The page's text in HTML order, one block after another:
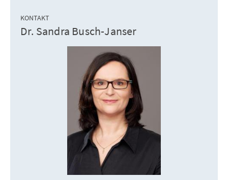
KONTAKT
Dr. Sandra Busch-Janser